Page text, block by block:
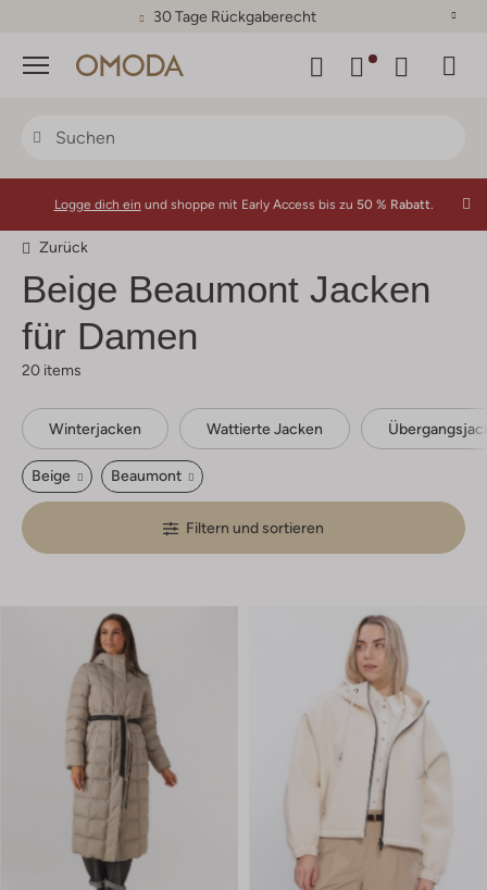
30 Tage Rückgaberecht
Menü
Logge dich ein und shoppe mit Early Access bis zu 50 % Rabatt.
Zurück
Beige Beaumont Jacken
für Damen
20 items
Winterjacken Wattierte Jacken
Beige Beaumont
Filtern und sortieren